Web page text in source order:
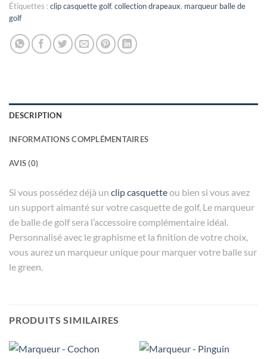
Étiquettes :clip casquette golf, collection drapeaux, marqueur balle de
golf
DESCRIPTION
INFORMATIONS COMPLÉMENTAIRES
AVIS (0)
Si vous possédez déjà un clip casquetteou bien si vous avez
un support aimanté sur votre casquette de golf, Le marqueur
de balle de golf sera l’accessoire complémentaire idéal.
Personnalisé avec le graphisme et la finition de votre choix,
vous aurez un marqueur unique pour marquer votre balle sur
le green.
PRODUITS SIMILAIRES